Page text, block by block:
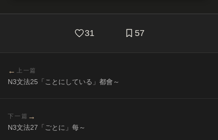
31 57
← 上一篇
N3文法25「ことにしている」都會～
下一篇 →
N3文法27「ごとに」每～